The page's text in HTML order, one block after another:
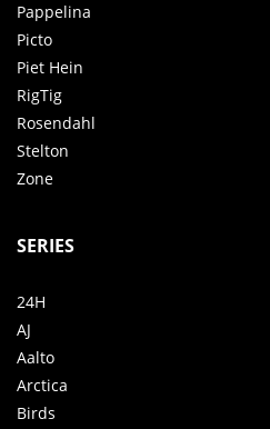
Pappelina
Picto
Piet Hein
RigTig
Rosendahl
Stelton
Zone
SERIES
24H
AJ
Aalto
Arctica
Birds